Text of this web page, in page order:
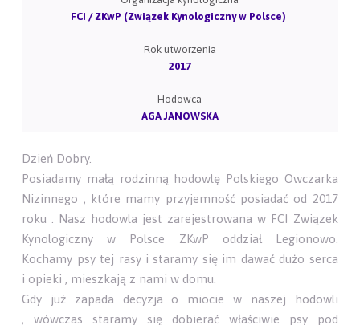
FCI / ZKwP (Związek Kynologiczny w Polsce)
Rok utworzenia
2017
Hodowca
AGA JANOWSKA
Dzień Dobry.
Posiadamy małą rodzinną hodowlę Polskiego Owczarka
Nizinnego , które mamy przyjemność posiadać od 2017
roku . Nasz hodowla jest zarejestrowana w FCI Związek
Kynologiczny w Polsce ZKwP oddział Legionowo.
Kochamy psy tej rasy i staramy się im dawać dużo serca
i opieki , mieszkają z nami w domu.
Gdy już zapada decyzja o miocie w naszej hodowli
, wówczas staramy się dobierać właściwie psy pod